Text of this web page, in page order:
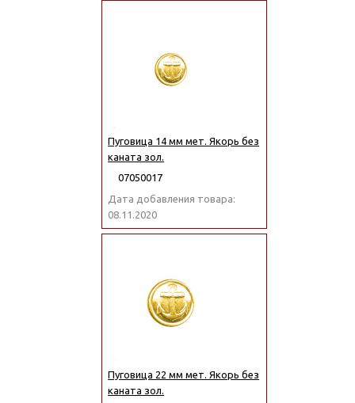
Пуговица 14 мм мет. Якорь без
каната зол.
07050017
Дата добавления товара:
08.11.2020
Пуговица 22 мм мет. Якорь без
каната зол.